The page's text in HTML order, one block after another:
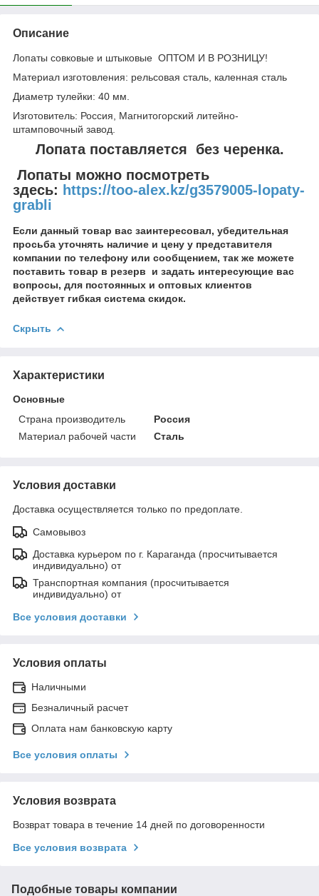
Описание
Лопаты совковые и штыковые ОПТОМ И В РОЗНИЦУ!
Материал изготовления: рельсовая сталь, каленная сталь
Диаметр тулейки: 40 мм.
Изготовитель: Россия, Магнитогорский литейно-
штамповочный завод.
Лопата поставляется без черенка.
Лопаты можно посмотреть
здесь: https://too-alex.kz/g3579005-lopaty-
grabli
Если данный товар вас заинтересовал, убедительная
просьба уточнять наличие и цену у представителя
компании по телефону или сообщением, так же можете
поставить товар в резерв и задать интересующие вас
вопросы, для постоянных и оптовых клиентов
действует гибкая система скидок.
Скрыть
Характеристики
Основные
Страна производитель
Россия
Материал рабочей части
Сталь
Условия доставки
Доставка осуществляется только по предоплате.
Самовывоз
Доставка курьером по г. Караганда (просчитывается
индивидуально) от
Транспортная компания (просчитывается
индивидуально) от
Все условия доставки
Условия оплаты
Наличными
Безналичный расчет
Оплата нам банковскую карту
Все условия оплаты
Условия возврата
Возврат товара в течение 14 дней по договоренности
Все условия возврата
Подобные товары компании